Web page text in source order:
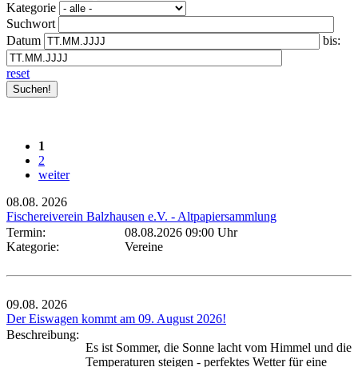
Kategorie
Suchwort
Datum
bis:
reset
1
2
weiter
08.08. 2026
Fischereiverein Balzhausen e.V. - Altpapiersammlung
Termin:
08.08.2026 09:00 Uhr
Kategorie:
Vereine
09.08. 2026
Der Eiswagen kommt am 09. August 2026!
Beschreibung:
Es ist Sommer, die Sonne lacht vom Himmel und die
Temperaturen steigen - perfektes Wetter für eine